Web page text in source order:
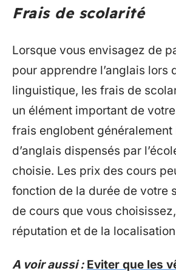
Frais de scolarité
Lorsque vous envisagez de
pour apprendre l’anglais lors
linguistique, les frais de
un élément important de
frais englobent généralement
d’anglais dispensés par
choisie. Les prix des cours
fonction de la durée de votre
de cours que vous
réputation et de la localisation
A voir aussi : Eviter que les